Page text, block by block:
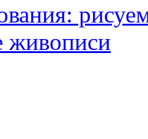
живописи